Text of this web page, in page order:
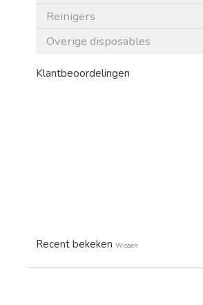
Reinigers
Overige disposables
Klantbeoordelingen
Recent bekeken Wissen